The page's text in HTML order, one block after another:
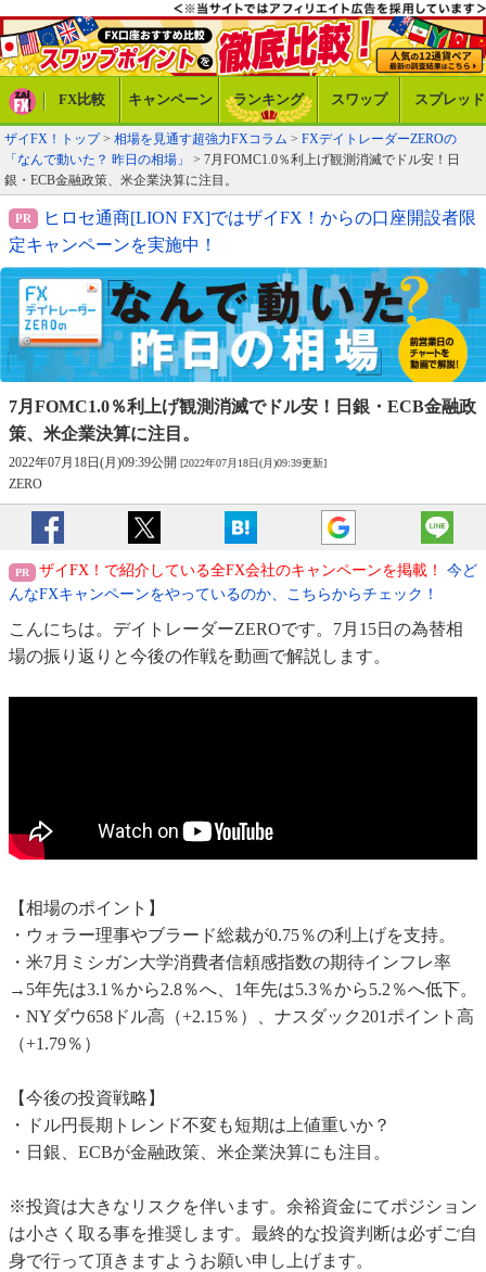
FX比較 キャンペーン ランキング スワップ スプレッド
ザイFX！トップ> 相場を見通す超強力FXコラム > FXデイトレーダーZEROの
「なんで動いた？ 昨日の相場」
> 7月FOMC1.0％利上げ観測消滅でドル安！日
銀・ECB金融政策、米企業決算に注目。
ヒロセ通商[LION FX]ではザイFX！からの口座開設者限
定キャンペーンを実施中！
7月FOMC1.0％利上げ観測消滅でドル安！ 日銀・ECB金融政
策、米企業決算に注目。
2022年07月18日(月)09:39公開 [2022年07月18日(月)09:39更新]
ZERO
ザイFX！で紹介している全FX会社のキャンペーンを掲載！
今ど
んなFXキャンペーンをやっているのか、こちらからチェック！
こんにちは。デイトレーダーZEROです。7月15日の為替相
場の振り返りと今後の作戦を動画で解説します。
【相場のポイント】
・ウォラー理事やブラード総裁が0.75％の利上げを支持。
・米7月ミシガン大学消費者信頼感指数の期待インフレ率
→5年先は3.1％から2.8％へ、1年先は5.3％から5.2％へ低下。
・NYダウ658ドル高（+2.15％）、ナスダック201ポイント高
（+1.79％）
【今後の投資戦略】
・ドル円長期トレンド不変も短期は上値重いか？
・日銀、ECBが金融政策、米企業決算にも注目。
※投資は大きなリスクを伴います。余裕資金にてポジション
は小さく取る事を推奨します。最終的な投資判断は必ずご自
身で行って頂きますようお願い申し上げます。